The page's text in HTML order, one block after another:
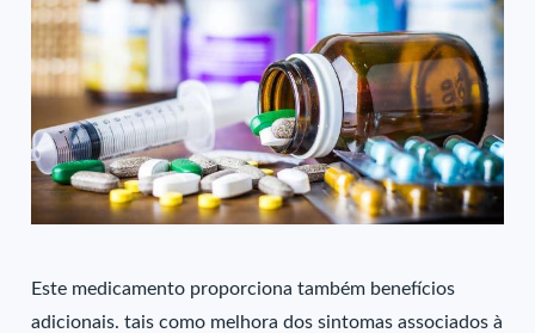
Este medicamento proporciona também benefícios
adicionais. tais como melhora dos sintomas associados à